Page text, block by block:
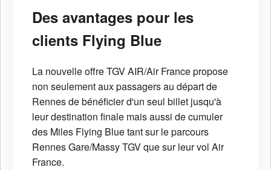
Des avantages pour les
clients Flying Blue
La nouvelle offre TGV AIR/Air France propose
non seulement aux passagers au départ de
Rennes de bénéficier d'un seul billet jusqu'à
leur destination finale mais aussi de cumuler
des Miles Flying Blue tant sur le parcours
Rennes Gare/Massy TGV que sur leur vol Air
France.